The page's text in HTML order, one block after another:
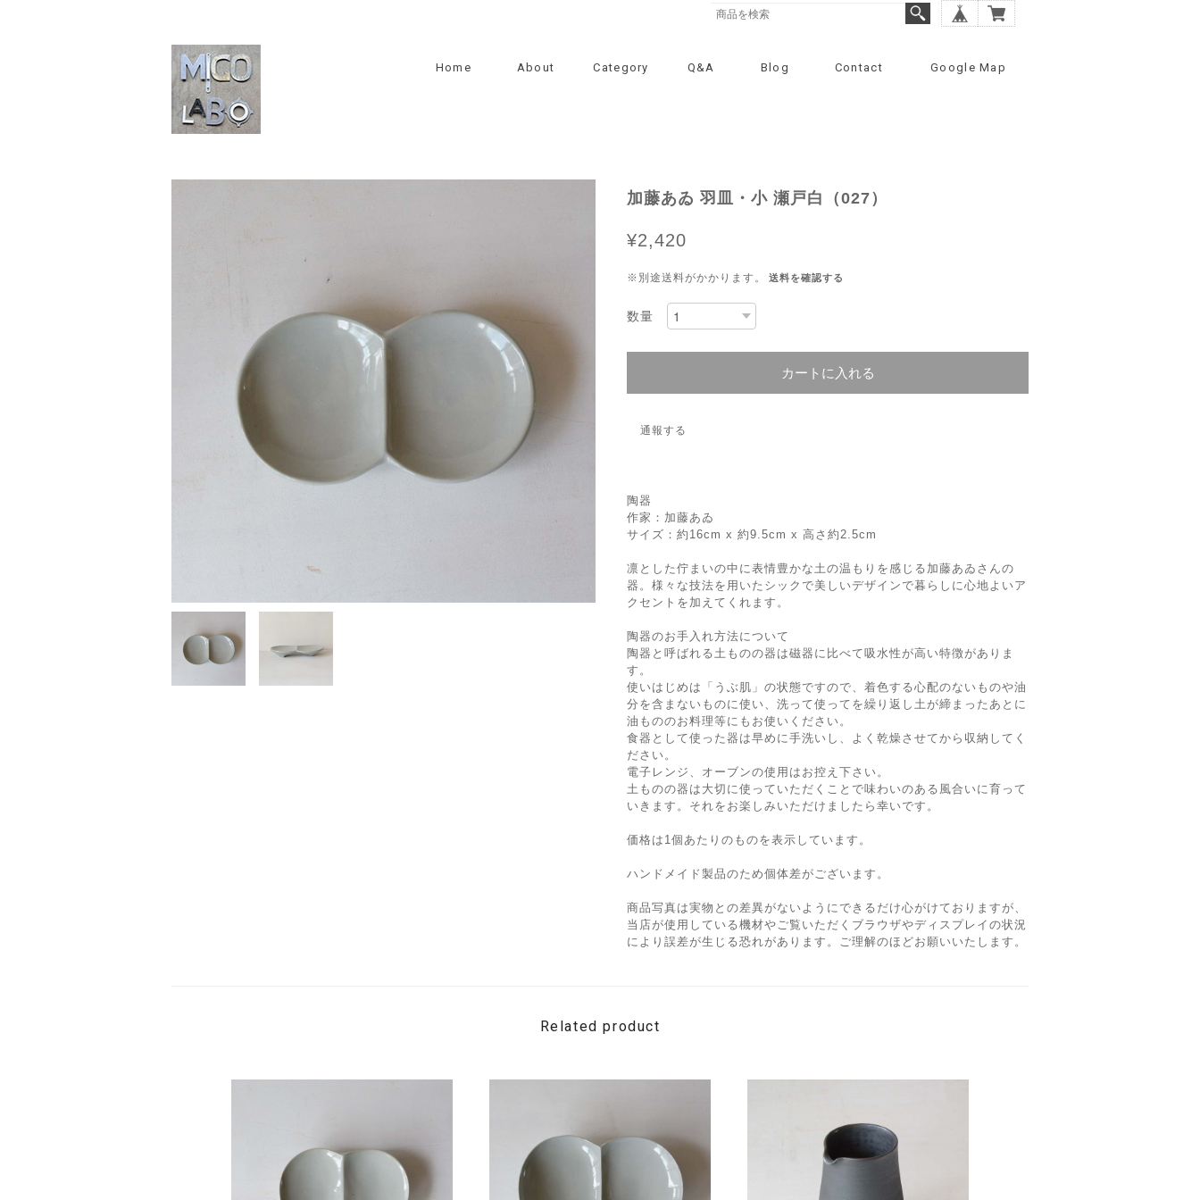
Home About Category Q&A Blog Contact Google Map
加藤あゐ 羽皿・小 瀬戸白（027）
¥2,420
※別途送料がかかります。 送料を確認する
数量
カートに入れる
通報する
陶器
作家：加藤あゐ
サイズ：約16cm x 約9.5cm x 高さ約2.5cm
凛とした佇まいの中に表情豊かな土の温もりを感じる加藤あゐさんの
器。様々な技法を用いたシックで美しいデザインで暮らしに心地よいア
クセントを加えてくれます。
陶器のお手入れ方法について
陶器と呼ばれる土ものの器は磁器に比べて吸水性が高い特徴がありま
す。
使いはじめは「うぶ肌」の状態ですので、着色する心配のないものや油
分を含まないものに使い、洗って使ってを繰り返し土が締まったあとに
油もののお料理等にもお使いください。
食器として使った器は早めに手洗いし、よく乾燥させてから収納してく
ださい。
電子レンジ、オーブンの使用はお控え下さい。
土ものの器は大切に使っていただくことで味わいのある風合いに育って
いきます。それをお楽しみいただけましたら幸いです。
価格は1個あたりのものを表示しています。
ハンドメイド製品のため個体差がございます。
商品写真は実物との差異がないようにできるだけ心がけておりますが、
当店が使用している機材やご覧いただくブラウザやディスプレイの状況
により誤差が生じる恐れがあります。ご理解のほどお願いいたします。
Related product